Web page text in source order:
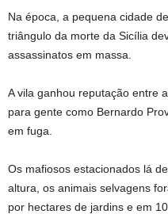
Na época, a pequena cidade
triângulo da morte da Sicília
assassinatos em massa.
A vila ganhou reputação entre
para gente como Bernardo
em fuga.
Os mafiosos estacionados lá
altura, os animais selvagens
por hectares de jardins e em